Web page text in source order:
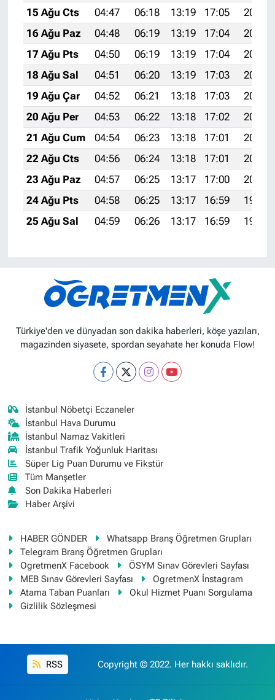
15 Ağu Cts
04:47 06:18 13:19 17:05
20:11
16 Ağu Paz
04:48 06:19 13:19 17:04
20:10
17 Ağu Pts
04:50 06:19 13:19 17:04
20:08
18 Ağu Sal
04:51 06:20 13:19 17:03
20:07
19 Ağu Çar
04:52 06:21 13:18 17:03
20:06
20 Ağu Per
04:53 06:22 13:18 17:02
20:04
21 Ağu Cum
04:54 06:23 13:18 17:01
20:03
22 Ağu Cts
04:56 06:24 13:18 17:01
20:02
23 Ağu Paz
04:57 06:25 13:17 17:00
20:00
24 Ağu Pts
04:58 06:25 13:17 16:59
19:59
25 Ağu Sal
04:59 06:26 13:17 16:59 19:57
Türkiye'den ve dünyadan son dakika haberleri, köşe yazıları,
magazinden siyasete, spordan seyahate her konuda Flow!
İstanbul Nöbetçi Eczaneler
İstanbul Hava Durumu
İstanbul Namaz Vakitleri
İstanbul Trafik Yoğunluk Haritası
Süper Lig Puan Durumu ve Fikstür
Tüm Manşetler
Son Dakika Haberleri
Haber Arşivi
HABER GÖNDER
Whatsapp Branş Öğretmen Grupları
Telegram Branş Öğretmen Grupları
OgretmenX Facebook
ÖSYM Sınav Görevleri Sayfası
MEB Sınav Görevleri Sayfası
OgretmenX İnstagram
Atama Taban Puanları
Okul Hizmet Puanı Sorgulama
Gizlilik Sözleşmesi
RSS Copyright © 2022. Her hakkı saklıdır.